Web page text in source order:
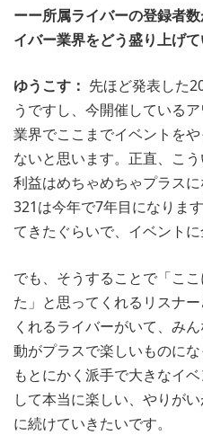
ーー所属ライバーの登録者
イバー業界をどう盛り上げ
ゆうこす： 先ほど発表した
うですし、今開催している
業界でここまでイベントを
ないと思います。正直、こ
利益はめちゃめちゃプラス
321は今年で7年目になりま
てきたぐらいで、イベントに
でも、そうすることで「こ
た」と思ってくれるリスナ
くれるライバーがいて、み
動がプラスで楽しいものに
もとにかく派手で大きなイ
して本当に楽しい、やりが
に続けていきたいです。